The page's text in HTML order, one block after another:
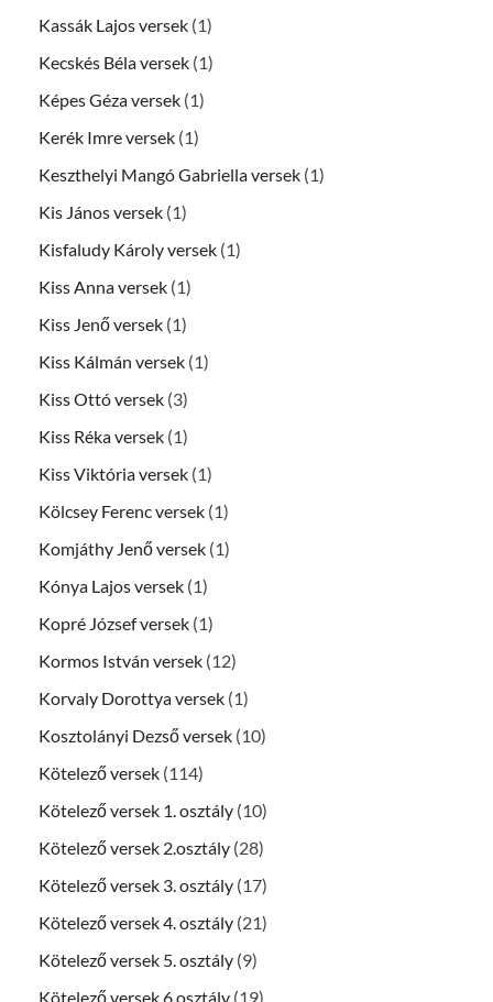
Kassák Lajos versek (1)
Kecskés Béla versek (1)
Képes Géza versek (1)
Kerék Imre versek (1)
Keszthelyi Mangó Gabriella versek (1)
Kis János versek (1)
Kisfaludy Károly versek (1)
Kiss Anna versek (1)
Kiss Jenő versek (1)
Kiss Kálmán versek (1)
Kiss Ottó versek (3)
Kiss Réka versek (1)
Kiss Viktória versek (1)
Kölcsey Ferenc versek (1)
Komjáthy Jenő versek (1)
Kónya Lajos versek (1)
Kopré József versek (1)
Kormos István versek (12)
Korvaly Dorottya versek (1)
Kosztolányi Dezső versek (10)
Kötelező versek (114)
Kötelező versek 1. osztály (10)
Kötelező versek 2.osztály (28)
Kötelező versek 3. osztály (17)
Kötelező versek 4. osztály (21)
Kötelező versek 5. osztály (9)
Kötelező versek 6.osztály (19)